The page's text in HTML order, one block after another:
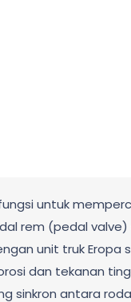
untuk
rem (pedal
unit truk Eropa
dan tekanan
sinkron antara